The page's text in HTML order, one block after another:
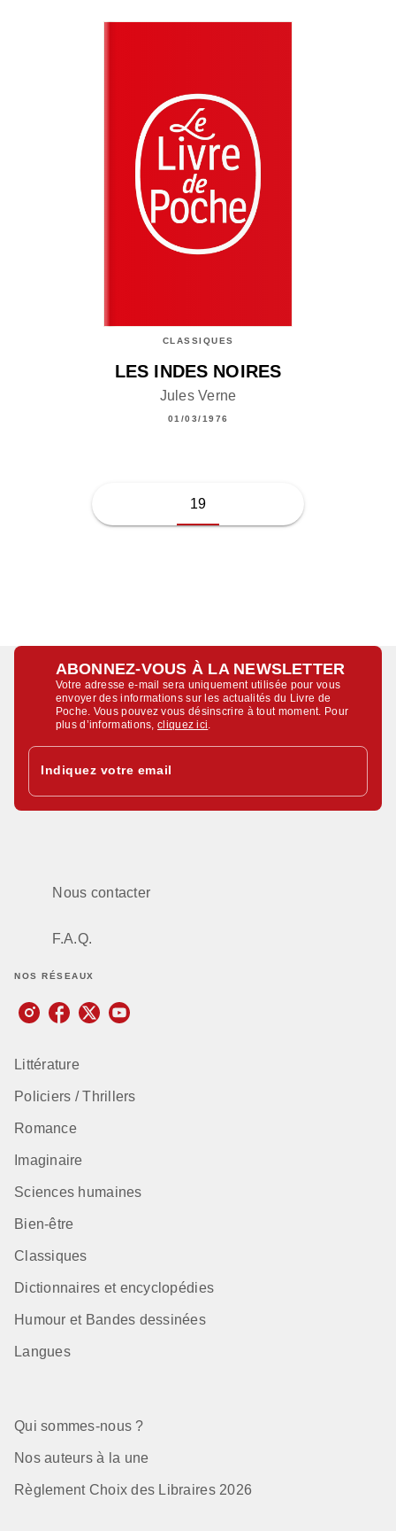
CLASSIQUES
LES INDES NOIRES
Jules Verne
01/03/1976
19
ABONNEZ-VOUS À LA NEWSLETTER
Votre adresse e-mail sera uniquement utilisée pour vous
envoyer des informations sur les actualités du Livre de
Poche. Vous pouvez vous désinscrire à tout moment. Pour
plus d’informations,cliquez ici
Indiquez votre email
Nous contacter
F.A.Q.
NOS RÉSEAUX
Littérature
Policiers / Thrillers
Romance
Imaginaire
Sciences humaines
Bien-être
Classiques
Dictionnaires et encyclopédies
Humour et Bandes dessinées
Langues
Qui sommes-nous ?
Nos auteurs à la une
Règlement Choix des Libraires 2026